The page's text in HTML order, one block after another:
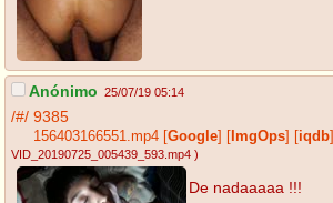
Anónimo 25/07/19 05:14
/#/ 9385
156403166551.mp4 [Google] [ ImgOps] [iqdb]
VID_20190725_005439_593.mp4 )
De nadaaaaa !!!